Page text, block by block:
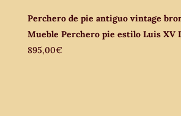
Perchero de pie antiguo vintage
Mueble Perchero pie estilo Luis XV
895,00€